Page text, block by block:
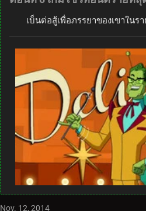
เบ็นต่อสู้เพื่อภรรยาของเขาในร
Nov. 12, 2014